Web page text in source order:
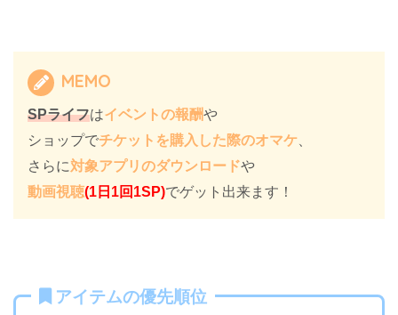
MEMO
SPライフはイベントの報酬や
ショップでチケットを購入した際のオマケ
さらに対象アプリのダウンロードや
動画視聴(1日1回1SP)でゲット出来ます！
アイテムの優先順位